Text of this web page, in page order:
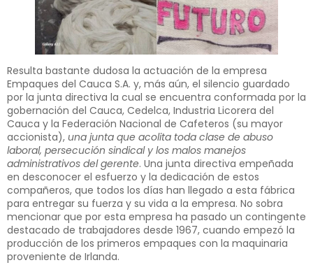
Resulta bastante dudosa la actuación de la empresa
Empaques del Cauca S.A. y, más aún, el silencio guardado
por la junta directiva la cual se encuentra conformada por la
gobernación del Cauca, Cedelca, Industria Licorera del
Cauca y la Federación Nacional de Cafeteros (su mayor
accionista), una junta que acolita toda clase de abuso
laboral, persecución sindical y los malos manejos
administrativos del gerente. Una junta directiva empeñada
en desconocer el esfuerzo y la dedicación de estos
compañeros, que todos los días han llegado a esta fábrica
para entregar su fuerza y su vida a la empresa. No sobra
mencionar que por esta empresa ha pasado un contingente
destacado de trabajadores desde 1967, cuando empezó la
producción de los primeros empaques con la maquinaria
proveniente de Irlanda.